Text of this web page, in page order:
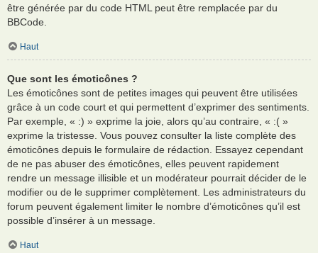
être générée par du code HTML peut être remplacée par du
BBCode.
Haut
Que sont les émoticônes ?
Les émoticônes sont de petites images qui peuvent être utilisées
grâce à un code court et qui permettent d’exprimer des sentiments.
Par exemple, « :) » exprime la joie, alors qu’au contraire, « :( »
exprime la tristesse. Vous pouvez consulter la liste complète des
émoticônes depuis le formulaire de rédaction. Essayez cependant
de ne pas abuser des émoticônes, elles peuvent rapidement
rendre un message illisible et un modérateur pourrait décider de le
modifier ou de le supprimer complètement. Les administrateurs du
forum peuvent également limiter le nombre d’émoticônes qu’il est
possible d’insérer à un message.
Haut